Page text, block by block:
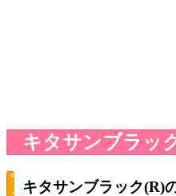
キタサンブラッ
キタサンブラック(R)